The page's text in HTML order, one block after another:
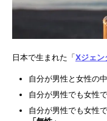
日本で生まれた「Xジェン
自分が男性と女性の
自分が男性でも女性
自分が男性でも女性